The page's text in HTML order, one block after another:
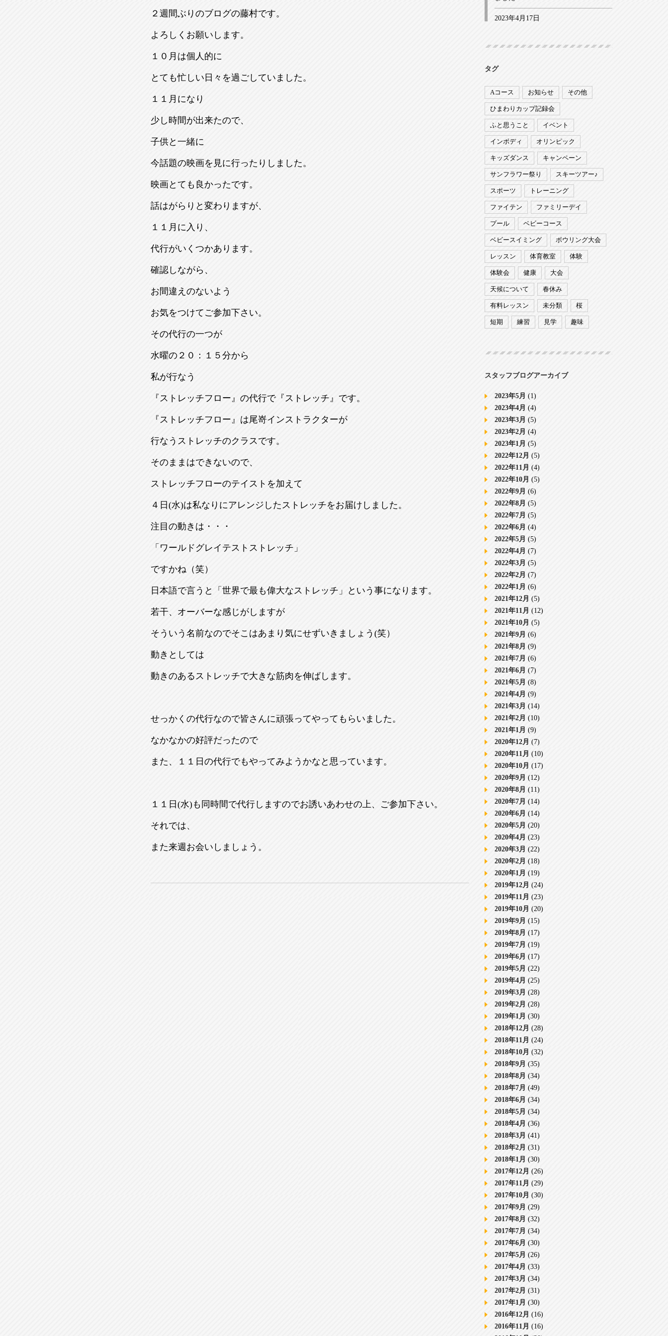
２週間ぶりのブログの藤村です。
よろしくお願いします。
１０月は個人的に
とても忙しい日々を過ごしていました。
１１月になり
少し時間が出来たので、
子供と一緒に
今話題の映画を見に行ったりしました。
映画とても良かったです。
話はがらりと変わりますが、
１１月に入り、
代行がいくつかあります。
確認しながら、
お間違えのないよう
お気をつけてご参加下さい。
その代行の一つが
水曜の２０：１５分から
私が行なう
『ストレッチフロー』の代行で『ストレッチ』です。
『ストレッチフロー』は尾嵜インストラクターが
行なうストレッチのクラスです。
そのままはできないので、
ストレッチフローのテイストを加えて
４日(水)は私なりにアレンジしたストレッチをお届けしました。
注目の動きは・・・
「ワールドグレイテストストレッチ」
ですかね（笑）
日本語で言うと「世界で最も偉大なストレッチ」という事になります。
若干、オーバーな感じがしますが
そういう名前なのでそこはあまり気にせずいきましょう(笑）
動きとしては
動きのあるストレッチで大きな筋肉を伸ばします。
せっかくの代行なので皆さんに頑張ってやってもらいました。
なかなかの好評だったので
また、１１日の代行でもやってみようかなと思っています。
１１日(水)も同時間で代行しますのでお誘いあわせの上、ご参加下さい。
それでは、
また来週お会いしましょう。
2023年4月17日
タグ
Aコース お知らせ その他
ひまわりカップ記録会
ふと思うこと イベント
インボディ オリンピック
キッズダンス キャンペーン
サンフラワー祭り スキーツアー♪
スポーツ トレーニング
ファイテン ファミリーデイ
プール ベビーコース
ベビースイミング ボウリング大会
レッスン 体育教室 体験
体験会 健康 大会
天候について 春休み
有料レッスン 未分類 桜
短期 練習 見学 趣味
スタッフブログアーカイブ
2023年5月 (1)
2023年4月 (4)
2023年3月 (5)
2023年2月 (4)
2023年1月 (5)
2022年12月 (5)
2022年11月 (4)
2022年10月 (5)
2022年9月 (6)
2022年8月 (5)
2022年7月 (5)
2022年6月 (4)
2022年5月 (5)
2022年4月 (7)
2022年3月 (5)
2022年2月 (7)
2022年1月 (6)
2021年12月 (5)
2021年11月 (12)
2021年10月 (5)
2021年9月 (6)
2021年8月 (9)
2021年7月 (6)
2021年6月 (7)
2021年5月 (8)
2021年4月 (9)
2021年3月 (14)
2021年2月 (10)
2021年1月 (9)
2020年12月 (7)
2020年11月 (10)
2020年10月 (17)
2020年9月 (12)
2020年8月 (11)
2020年7月 (14)
2020年6月 (14)
2020年5月 (20)
2020年4月 (23)
2020年3月 (22)
2020年2月 (18)
2020年1月 (19)
2019年12月 (24)
2019年11月 (23)
2019年10月 (20)
2019年9月 (15)
2019年8月 (17)
2019年7月 (19)
2019年6月 (17)
2019年5月 (22)
2019年4月 (25)
2019年3月 (28)
2019年2月 (28)
2019年1月 (30)
2018年12月 (28)
2018年11月 (24)
2018年10月 (32)
2018年9月 (35)
2018年8月 (34)
2018年7月 (49)
2018年6月 (34)
2018年5月 (34)
2018年4月 (36)
2018年3月 (41)
2018年2月 (31)
2018年1月 (30)
2017年12月 (26)
2017年11月 (29)
2017年10月 (30)
2017年9月 (29)
2017年8月 (32)
2017年7月 (34)
2017年6月 (30)
2017年5月 (26)
2017年4月 (33)
2017年3月 (34)
2017年2月 (31)
2017年1月 (30)
2016年12月 (16)
2016年11月 (16)